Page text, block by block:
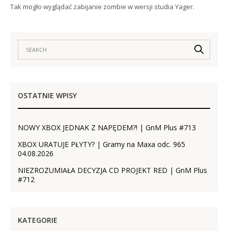
Tak mogło wyglądać zabijanie zombie w wersji studia Yager.
OSTATNIE WPISY
NOWY XBOX JEDNAK Z NAPĘDEM?! | GnM Plus #713
XBOX URATUJE PŁYTY? | Gramy na Maxa odc. 965
04.08.2026
NIEZROZUMIAŁA DECYZJA CD PROJEKT RED | GnM Plus
#712
KATEGORIE